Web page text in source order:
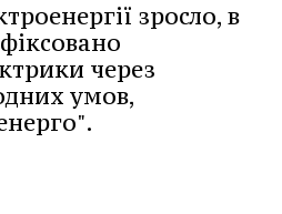
зросло, в
через
умов,